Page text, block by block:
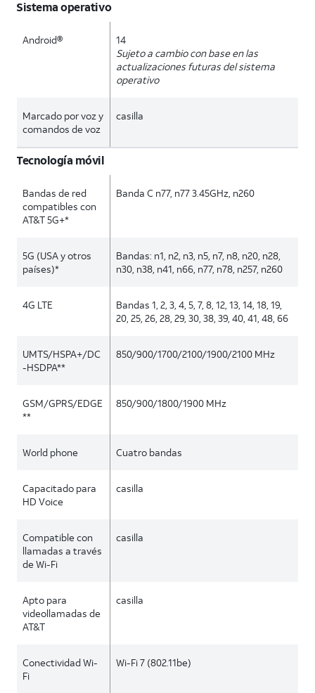
Sistema operativo
Android®
14
Sujeto a cambio con base en las
actualizaciones futuras del sistema
operativo
Marcado por voz y
comandos de voz
casilla
Tecnología móvil
Bandas de red
compatibles con
AT&T 5G+*
Banda C n77, n77 3.45GHz, n260
5G (USA y otros
países)*
Bandas: n1, n2, n3, n5, n7, n8, n20, n28,
n30, n38, n41, n66, n77, n78, n257, n260
4G LTE
Bandas 1, 2, 3, 4, 5, 7, 8, 12, 13, 14, 18, 19,
20, 25, 26, 28, 29, 30, 38, 39, 40, 41, 48, 66
UMTS/HSPA+/DC
-HSDPA**
850/900/1700/2100/1900/2100 MHz
GSM/GPRS/EDGE
**
850/900/1800/1900 MHz
World phone Cuatro bandas
Capacitado para
HD Voice
casilla
Compatible con
llamadas a través
de Wi-Fi
casilla
Apto para
videollamadas de
AT&T
casilla
Conectividad Wi-
Fi
Wi-Fi 7 (802.11be)